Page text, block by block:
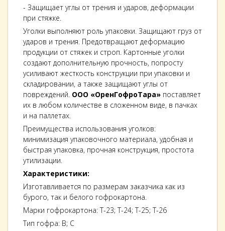
- Защищает углы от трения и ударов, деформации
при стяжке.
Уголки выполняют роль упаковки. Защищают груз от
ударов и трения. Предотвращают деформацию
продукции от стяжек и строп. Картонные уголки
создают дополнительную прочность, попросту
усиливают жесткость конструкции при упаковки и
складировании, а также защищают углы от
повреждений. ООО «ОренГофроТара» поставляет
их в любом количестве в сложенном виде, в пачках
и на паллетах.
Преимущества использования уголков:
минимизация упаковочного материала, удобная и
быстрая упаковка, прочная конструкция, простота
утилизации.
Характеристики:
Изготавливается по размерам заказчика как из
бурого, так и белого гофрокартона.
Марки гофрокартона: Т-23; Т-24; Т-25; Т-26
Тип гофра: B; C